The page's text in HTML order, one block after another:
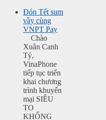
Đón Tết sum
vầy cùng
VNPT Pay
Chào
Xuân Canh
Tý,
VinaPhone
tiếp tục triển
khai chương
trình khuyến
mại SIÊU
TO
KHỔNG